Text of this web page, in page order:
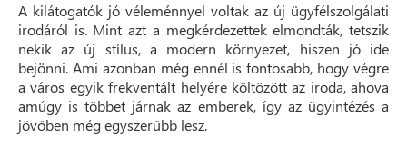
A kilátogatók jó véleménnyel voltak az új ügyfélszolgálati
irodáról is. Mint azt a megkérdezettek elmondták, tetszik
nekik az új stílus, a modern környezet, hiszen jó ide
bejönni. Ami azonban még ennél is fontosabb, hogy végre
a város egyik frekventált helyére költözött az iroda, ahova
amúgy is többet járnak az emberek, így az ügyintézés a
jövőben még egyszerűbb lesz.